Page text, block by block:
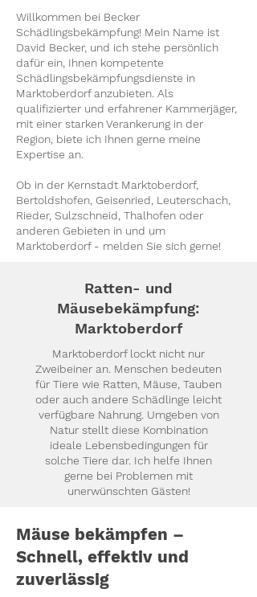
Willkommen bei Becker
Schädlingsbekämpfung! Mein Name ist
David Becker, und ich stehe persönlich
dafür ein, Ihnen kompetente
Schädlingsbekämpfungsdienste in
Marktoberdorf anzubieten. Als
qualifizierter und erfahrener Kammerjäger,
mit einer starken Verankerung in der
Region, biete ich Ihnen gerne meine
Expertise an.
Ob in der Kernstadt Marktoberdorf,
Bertoldshofen, Geisenried, Leuterschach,
Rieder, Sulzschneid, Thalhofen oder
anderen Gebieten in und um
Marktoberdorf - melden Sie sich gerne!
Ratten- und
Mäusebekämpfung:
Marktoberdorf
Marktoberdorf lockt nicht nur
Zweibeiner an. Menschen bedeuten
für Tiere wie Ratten, Mäuse, Tauben
oder auch andere Schädlinge leicht
verfügbare Nahrung. Umgeben von
Natur stellt diese Kombination
ideale Lebensbedingungen für
solche Tiere dar. Ich helfe Ihnen
gerne bei Problemen mit
unerwünschten Gästen!
Mäuse bekämpfen –
Schnell, effektiv und
zuverlässig